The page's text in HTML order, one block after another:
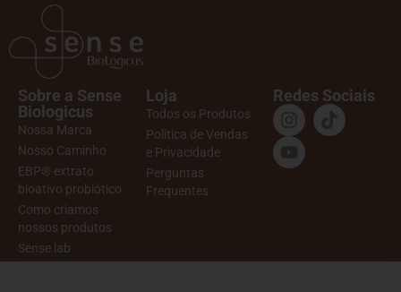
Sobre a Sense
Biologicus
Nossa Marca
Nosso Caminho
EBP® extrato
bioativo probiótico
Como criamos
nossos produtos
Sense lab
Loja
Todos os Produtos
Política de Vendas
e Privacidade
Perguntas
Frequentes
Redes Sociais